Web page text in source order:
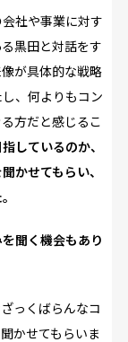
社や事業に対す
黒田と対話をす
が具体的な戦略
、何よりもコン
方だと感じるこ
しているのか、
かせてもらい、
聞く機会もあり
っくばらんなコ
かせてもらいま